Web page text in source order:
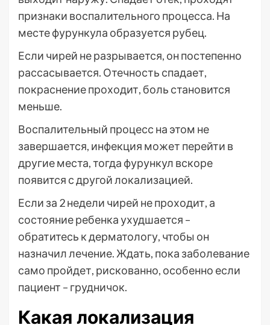
признаки воспалительного процесса. На
месте фурункула образуется рубец.
Если чирей не разрывается, он постепенно
рассасывается. Отечность спадает,
покраснение проходит, боль становится
меньше.
Воспалительный процесс на этом не
завершается, инфекция может перейти в
другие места, тогда фурункул вскоре
появится с другой локализацией.
Если за 2 недели чирей не проходит, а
состояние ребенка ухудшается –
обратитесь к дерматологу, чтобы он
назначил лечение. Ждать, пока заболевание
само пройдет, рискованно, особенно если
пациент – грудничок.
Какая локализация